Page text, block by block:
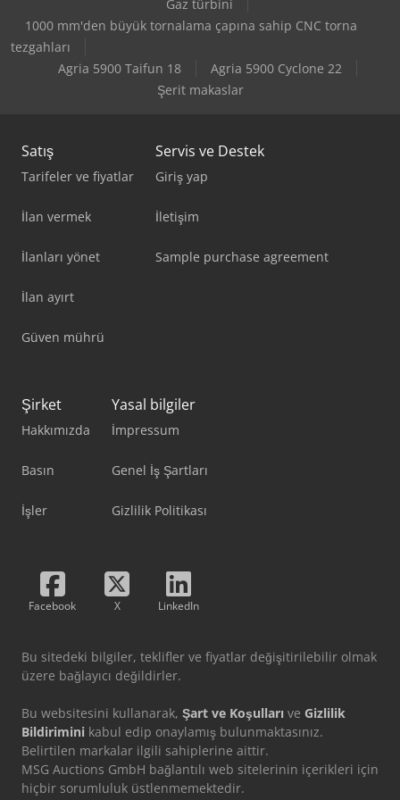
Linde R12B
Gaz türbini
1000 mm'den büyük tornalama çapına sahip CNC torna
tezgahları
Agria 5900 Taifun 18
Agria 5900 Cyclone 22
Şerit makaslar
Satış
Tarifeler ve fiyatlar
İlan vermek
İlanları yönet
İlan ayırt
Güven mührü
Servis ve Destek
Giriş yap
İletişim
Sample purchase agreement
Şirket
Hakkımızda
Basın
İşler
Yasal bilgiler
İmpressum
Genel İş Şartları
Gizlilik Politikası
Facebook X LinkedIn
Bu sitedeki bilgiler, teklifler ve fiyatlar değişitirilebilir olmak
üzere bağlayıcı değildirler.
Bu websitesini kullanarak, Şart ve Koşulları ve Gizlilik
Bildirimini kabul edip onaylamış bulunmaktasınız.
Belirtilen markalar ilgili sahiplerine aittir.
MSG Auctions GmbH bağlantılı web sitelerinin içerikleri için
hiçbir sorumluluk üstlenmemektedir.